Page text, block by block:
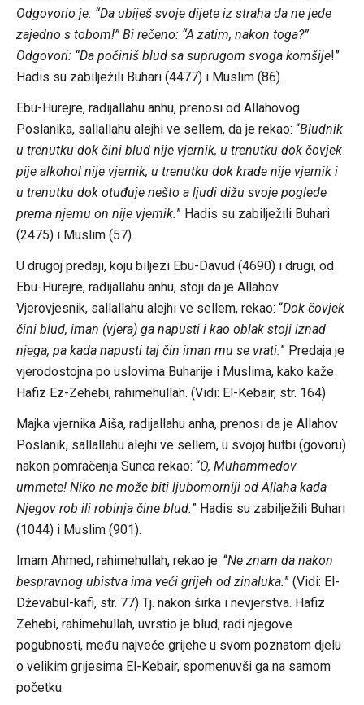
Odgovorio je: “Da ubiješ svoje dijete iz straha da ne jede
zajedno s tobom!” Bi rečeno: “A zatim, nakon toga?”
Odgovori: “Da počiniš blud sa suprugom svoga komšije!”
Hadis su zabilježili Buhari (4477) i Muslim (86).
Ebu-Hurejre, radijallahu anhu, prenosi od Allahovog
Poslanika, sallallahu alejhi ve sellem, da je rekao: “Bludnik
u trenutku dok čini blud nije vjernik, u trenutku dok čovjek
pije alkohol nije vjernik, u trenutku dok krade nije vjernik i
u trenutku dok otuđuje nešto a ljudi dižu svoje poglede
prema njemu on nije vjernik.” Hadis su zabilježili Buhari
(2475) i Muslim (57).
U drugoj predaji, koju biljezi Ebu-Davud (4690) i drugi, od
Ebu-Hurejre, radijallahu anhu, stoji da je Allahov
Vjerovjesnik, sallallahu alejhi ve sellem, rekao: “Dok čovjek
čini blud, iman (vjera) ga napusti i kao oblak stoji iznad
njega, pa kada napusti taj čin iman mu se vrati.” Predaja je
vjerodostojna po uslovima Buharije i Muslima, kako kaže
Hafiz Ez-Zehebi, rahimehullah. (Vidi: El-Kebair, str. 164)
Majka vjernika Aiša, radijallahu anha, prenosi da je Allahov
Poslanik, sallallahu alejhi ve sellem, u svojoj hutbi (govoru)
nakon pomračenja Sunca rekao: “O, Muhammedov
ummete! Niko ne može biti ljubomorniji od Allaha kada
Njegov rob ili robinja čine blud.” Hadis su zabilježili Buhari
(1044) i Muslim (901).
Imam Ahmed, rahimehullah, rekao je: “Ne znam da nakon
bespravnog ubistva ima veći grijeh od zinaluka.” (Vidi: El-
Dževabul-kafi, str. 77) Tj. nakon širka i nevjerstva. Hafiz
Zehebi, rahimehullah, uvrstio je blud, radi njegove
pogubnosti, među najveće grijehe u svom poznatom djelu
o velikim grijesima El-Kebair, spomenuvši ga na samom
početku.